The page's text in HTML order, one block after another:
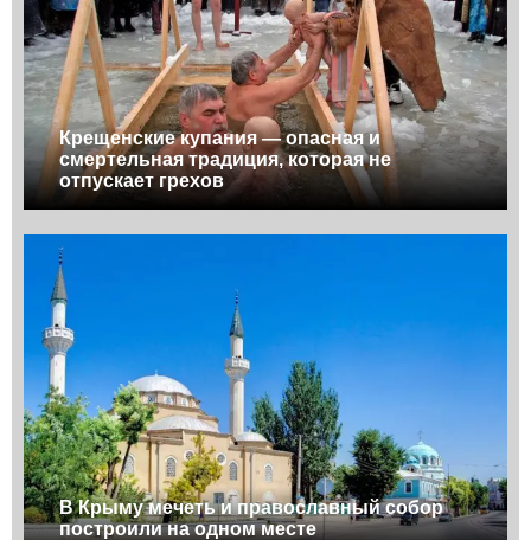
Крещенские купания — опасная и
смертельная традиция, которая не
отпускает грехов
В Крыму мечеть и православный собор
построили на одном месте